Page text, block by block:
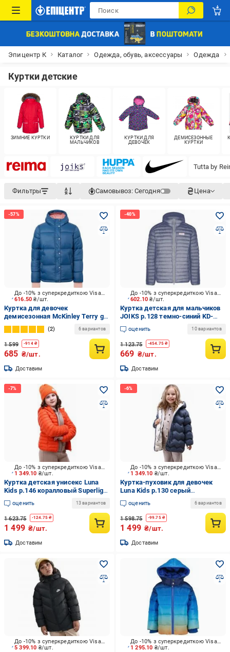
Эпицентр К Каталог Одежда, обувь, аксессуары Одежда
Куртки детские
ЗИМНИЕ КУРТКИ
КУРТКИ ДЛЯ
МАЛЬЧИКОВ
КУРТКИ ДЛЯ
ДЕВОЧЕК
ДЕМИСЕЗОННЫЕ
КУРТКИ
Tutta by
Фильтры Самовывоз: Сегодня Цена
616.50₴/шт.
До -10% з суперкредиткою Visa Вигода
Куртка для девочек
демисезонная McKinley Terry gls
408088-904510 синяя
2 6 вариантов
1 599 -914₴
685 ₴/шт.
Доставим
602.10₴/шт.
До -10% з суперкредиткою Visa Вигода
Куртка детская для мальчиков
JOIKS р.128 темно-синий KD-
08/128
оценить 10 вариантов
1 123.75 -454.75₴
669 ₴/шт.
Доставим
1 349.10 ₴/шт.
До -10% з суперкредиткою Visa Вигода
Куртка детская унисекс Luna
Kids р.146 коралловый Superlight
JKT
оценить 13 вариантов
1 623.75 -124.75 ₴
1 499 ₴/шт.
Доставим
1 349.10 ₴/шт.
До -10% з суперкредиткою Visa Вигода
Куртка-пуховик для девочек
Luna Kids р.130 серый
NCYAJ49779A 01
оценить 6 вариантов
1 598.75 -99.75₴
1 499 ₴/шт.
Доставим
5 399.10 ₴/шт.
До -10% з суперкредиткою Visa Вигода
1 295.10 ₴/шт.
До -10% з суперкредиткою Visa Вигода